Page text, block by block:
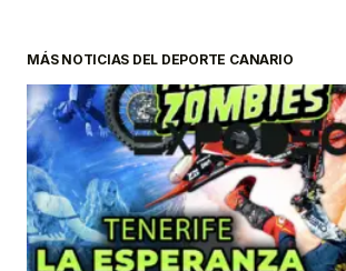
MÁS NOTICIAS DEL DEPORTE CANARIO